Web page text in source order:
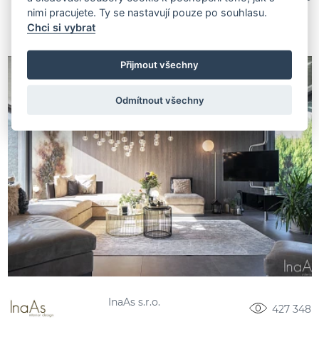
InaAs s.r.o.
427 348
nimi pracujete. Ty se nastavují pouze po souhlasu.
Chci si vybrat
Přijmout všechny
Odmítnout všechny